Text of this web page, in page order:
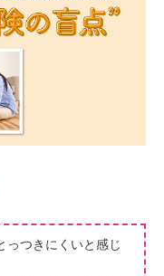
っつきにくいと感じ